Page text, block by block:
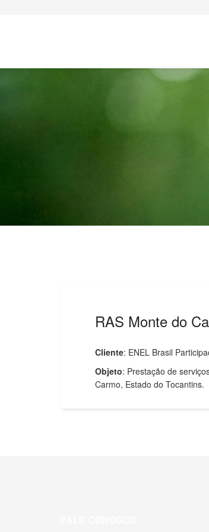
RAS Monte do
Cliente: ENEL Brasil
Objeto: Prestação de
Carmo, Estado do Tocantins.